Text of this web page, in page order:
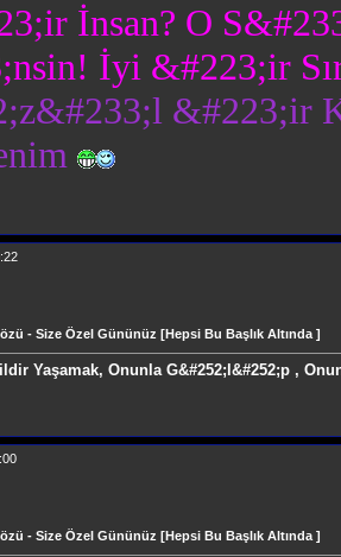
İnsan? O
İyi &#223;ir
&#223;ir
- Size Özel Gününüz [Hepsi Bu Başlık Altında ]
Yaşamak, Onunla G&#252;l&#252;p ,
- Size Özel Gününüz [Hepsi Bu Başlık Altında ]